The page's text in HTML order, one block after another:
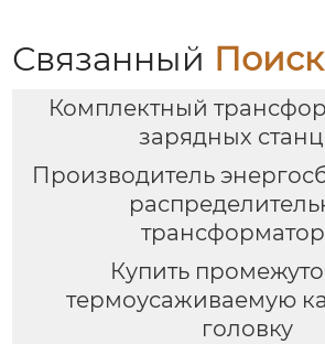
Связанный Поиск
Комплектный
зарядных
Производитель
Купить
термоусаживаемую
головку